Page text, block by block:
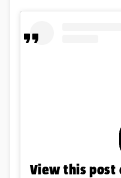
View this post